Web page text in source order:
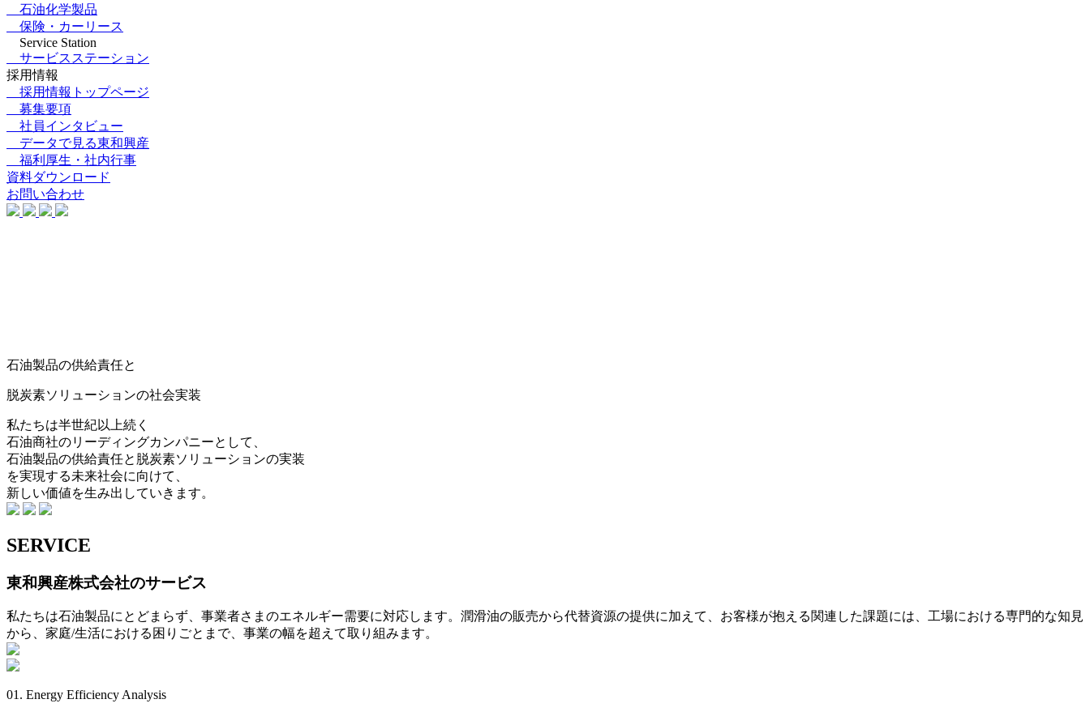
石油化学製品
保険・カーリース
Service Station
サービスステーション
採用情報
採用情報トップページ
募集要項
社員インタビュー
データで見る東和興産
福利厚生・社内行事
資料ダウンロード
お問い合わせ
石油製品の供給責任と
脱炭素ソリューションの社会実装
私たちは半世紀以上続く
石油商社のリーディングカンパニーとして、
石油製品の供給責任と脱炭素ソリューションの実装
を実現する未来社会に向けて、
新しい価値を生み出していきます。
SERVICE
東和興産株式会社のサービス
私たちは石油製品にとどまらず、事業者さまのエネルギー需要に対応します。潤滑油の販売から代替資源の提供に加えて、お客様が抱える関連した課題には、工場における専門的な知見
から、家庭/生活における困りごとまで、事業の幅を超えて取り組みます。
01. Energy Efficiency Analysis